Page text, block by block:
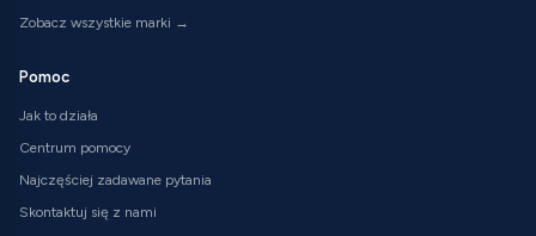
Zobacz wszystkie marki →
Pomoc
Jak to działa
Centrum pomocy
Najczęściej zadawane pytania
Skontaktuj się z nami